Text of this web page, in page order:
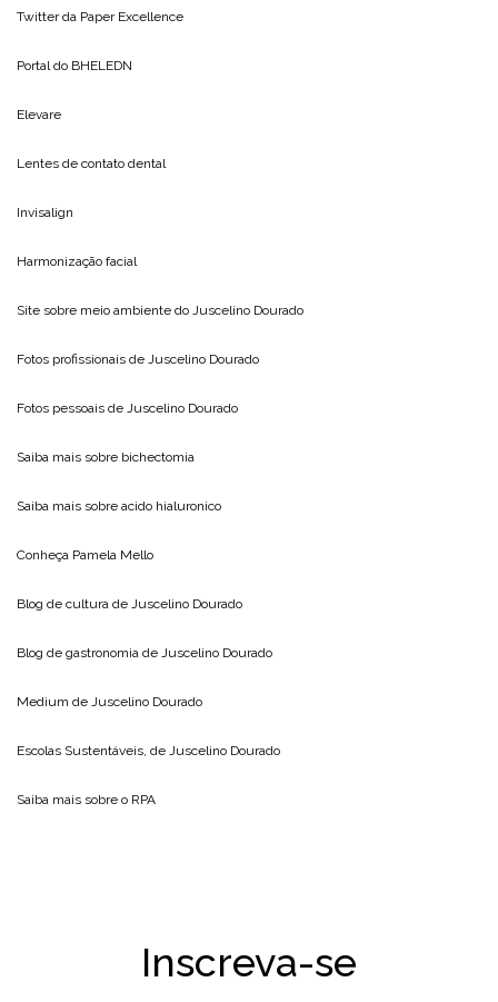
Twitter da Paper Excellence
Portal do BHELEDN
Elevare
Lentes de contato dental
Invisalign
Harmonização facial
Site sobre meio ambiente do Juscelino Dourado
Fotos profissionais de Juscelino Dourado
Fotos pessoais de Juscelino Dourado
Saiba mais sobre bichectomia
Saiba mais sobre acido hialuronico
Conheça Pamela Mello
Blog de cultura de Juscelino Dourado
Blog de gastronomia de Juscelino Dourado
Medium de Juscelino Dourado
Escolas Sustentáveis, de Juscelino Dourado
Saiba mais sobre o RPA
Inscreva-se